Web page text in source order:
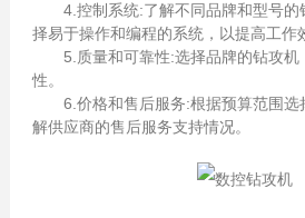
4.控制系统:了解不同品牌和型号的
择易于操作和编程的系统，以提高工作
5.质量和可靠性:选择品牌的钻攻机
性。
6.价格和售后服务:根据预算范围选
解供应商的售后服务支持情况。